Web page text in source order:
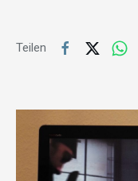
Teilen